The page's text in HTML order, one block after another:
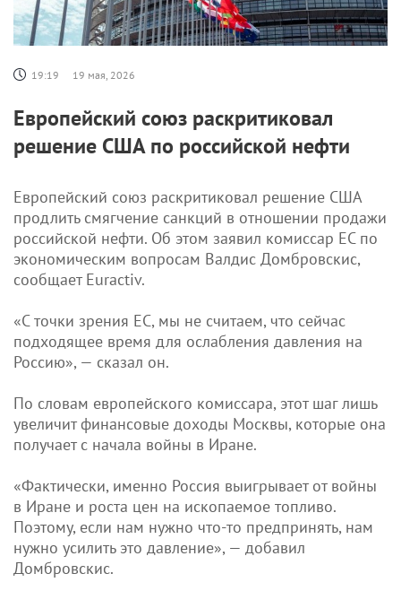
19:19 19 мая, 2026
Европейский союз раскритиковал
решение США по российской нефти
Европейский союз раскритиковал решение США
продлить смягчение санкций в отношении продажи
российской нефти. Об этом заявил комиссар ЕС по
экономическим вопросам Валдис Домбровскис,
сообщает Euractiv.
«С точки зрения ЕС, мы не считаем, что сейчас
подходящее время для ослабления давления на
Россию», — сказал он.
По словам европейского комиссара, этот шаг лишь
увеличит финансовые доходы Москвы, которые она
получает с начала войны в Иране.
«Фактически, именно Россия выигрывает от войны
в Иране и роста цен на ископаемое топливо.
Поэтому, если нам нужно что-то предпринять, нам
нужно усилить это давление», — добавил
Домбровскис.